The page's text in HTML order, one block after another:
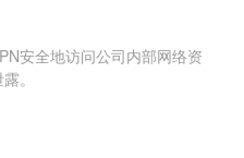
安全地访问公司内部网络资
。